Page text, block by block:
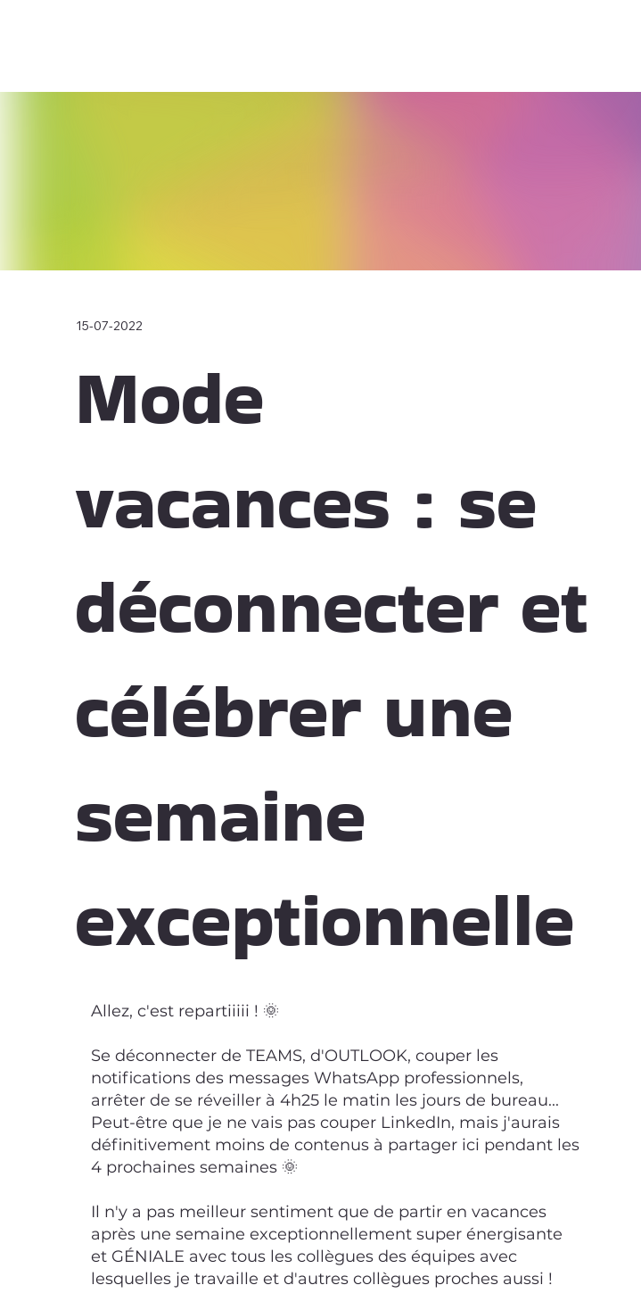
15-07-2022
Mode
vacances : se
déconnecter et
célébrer une
semaine
exceptionnelle
Allez, c'est repartiiiii ! 🌞
Se déconnecter de TEAMS, d'OUTLOOK, couper les
notifications des messages WhatsApp professionnels,
arrêter de se réveiller à 4h25 le matin les jours de bureau...
Peut-être que je ne vais pas couper LinkedIn, mais j'aurais
définitivement moins de contenus à partager ici pendant les
4 prochaines semaines 🌞
Il n'y a pas meilleur sentiment que de partir en vacances
après une semaine exceptionnellement super énergisante
et GÉNIALE avec tous les collègues des équipes avec
lesquelles je travaille et d'autres collègues proches aussi !